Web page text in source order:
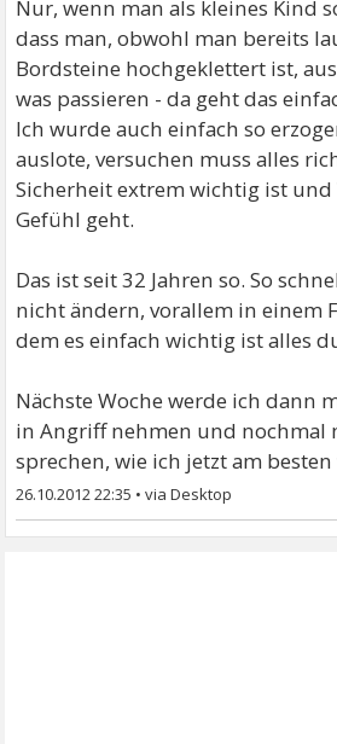
Nur, wenn man als kleines Kind
dass man, obwohl man bereits
Bordsteine hochgeklettert ist,
was passieren - da geht das
Ich wurde auch einfach so
auslote, versuchen muss alles
Sicherheit extrem wichtig ist und
Gefühl geht.
Das ist seit 32 Jahren so. So
nicht ändern, vorallem in einem
dem es einfach wichtig ist alles
Nächste Woche werde ich dann
in Angriff nehmen und nochmal
sprechen, wie ich jetzt am besten
26.10.2012 22:35 •